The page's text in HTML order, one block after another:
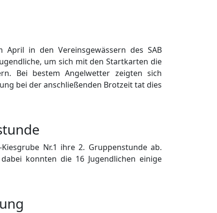
in den Vereinsgewässern des SAB
um sich mit den Startkarten die
Bei bestem Angelwetter zeigten sich
bei der anschließenden Brotzeit tat dies
Nr.1 ihre 2. Gruppenstunde ab.
konnten die 16 Jugendlichen einige